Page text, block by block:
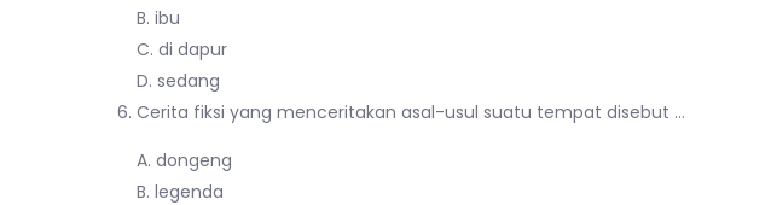
B. ibu
C. di dapur
D. sedang
Cerita fiksi yang menceritakan asal-usul suatu tempat disebut …
A. dongeng
B. legenda